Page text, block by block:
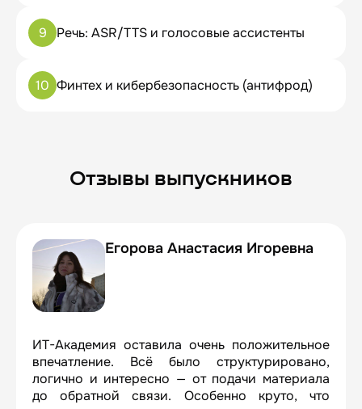
9 Речь: ASR/TTS и голосовые ассистенты
10 Финтех и кибербезопасность (антифрод)
Отзывы выпускников
Егорова Анастасия Игоревна
ИТ-Академия оставила очень положительное
впечатление. Всё было структурировано,
логично и интересно — от подачи материала
до обратной связи. Особенно круто, что